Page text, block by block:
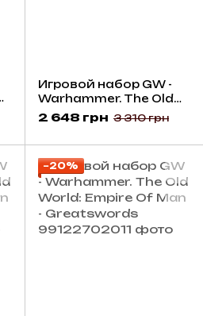
Игровой набор GW -
Warhammer. The Old
World: Empire Of Man -
State Missile Troops
2 648 грн 3 310 грн
−20%